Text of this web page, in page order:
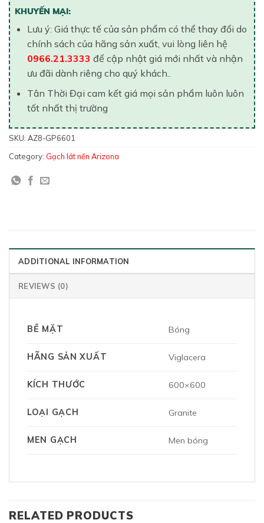
KHUYẾN MẠI:
Lưu ý: Giá thực tế của sản phẩm có thể thay đổi do
chính sách của hãng sản xuất, vui lòng liên hệ
0966.21.3333 để cập nhật giá mới nhất và nhận
ưu đãi dành riêng cho quý khách..
Tân Thời Đại cam kết giá mọi sản phẩm luôn luôn
tốt nhất thị trường
SKU: AZ8-GP6601
Category: Gạch lát nền Arizona
ADDITIONAL INFORMATION
REVIEWS (0)
BỀ MẶT Bóng
HÃNG SẢN XUẤT Viglacera
KÍCH THƯỚC 600×600
LOẠI GẠCH Granite
MEN GẠCH Men bóng
RELATED PRODUCTS